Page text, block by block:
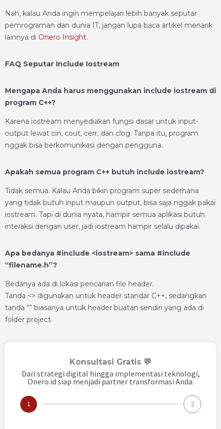
Nah, kalau Anda ingin mempelajari lebih banyak seputar
pemrograman dan dunia IT, jangan lupa baca artikel menarik
lainnya di Onero Insight.
FAQ Seputar Include Iostream
Mengapa Anda harus menggunakan include iostream di
program C++?
Karena iostream menyediakan fungsi dasar untuk input-
output lewat cin, cout, cerr, dan clog. Tanpa itu, program
nggak bisa berkomunikasi dengan pengguna.
Apakah semua program C++ butuh include iostream?
Tidak semua. Kalau Anda bikin program super sederhana
yang tidak butuh input maupun output, bisa saja nggak pakai
iostream. Tapi di dunia nyata, hampir semua aplikasi butuh
interaksi dengan user, jadi iostream hampir selalu dipakai.
Apa bedanya #include <iostream> sama #include
“filename.h”?
Bedanya ada di lokasi pencarian file header.
Tanda <> digunakan untuk header standar C++, sedangkan
tanda “” biasanya untuk header buatan sendiri yang ada di
folder project.
Konsultasi Gratis 💬
Dari strategi digital hingga implementasi teknologi,
Onero.id siap menjadi partner transformasi Anda.
1 2